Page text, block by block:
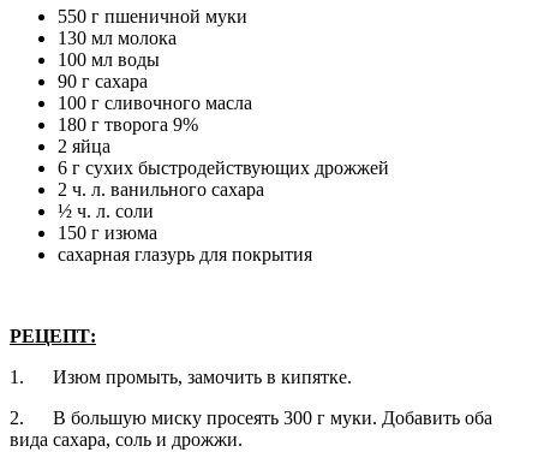
550 г пшеничной муки
130 мл молока
100 мл воды
90 г сахара
100 г сливочного масла
180 г творога 9%
2 яйца
6 г сухих быстродействующих дрожжей
2 ч. л. ванильного сахара
½ ч. л. соли
150 г изюма
сахарная глазурь для покрытия
РЕЦЕПТ:
1. Изюм промыть, замочить в кипятке.
2. В большую миску просеять 300 г муки. Добавить оба
вида сахара, соль и дрожжи.